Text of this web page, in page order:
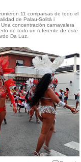
11 comparsas de todo el
de Palau-Solità i
concentración carnavalera
de todo un referente de este
Da Luz.